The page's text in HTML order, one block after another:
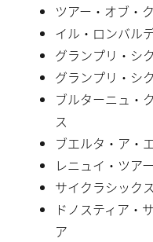
ツアー・オブ・
イル・ロンバル
グランプリ・シ
グランプリ・シ
ブルターニュ・
ス
ブエルタ・ア・
レニュイ・ツアー
サイクラシック
ドノスティア・
ア